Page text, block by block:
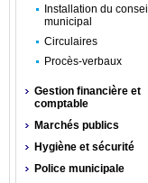
Installation du conseil
municipal
Circulaires
Procès-verbaux
Gestion financière et
comptable
Marchés publics
Hygiène et sécurité
Police municipale